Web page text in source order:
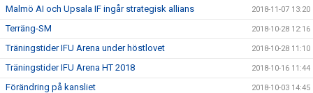
Malmö AI och Upsala IF ingår strategisk allians 2018-11-07 13:20
Terräng-SM 2018-10-28 12:16
Träningstider IFU Arena under höstlovet 2018-10-28 11:10
Träningstider IFU Arena HT 2018 2018-10-16 11:44
Förändring på kansliet 2018-10-03 14:45